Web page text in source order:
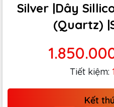
Silver |Dây
(Quartz)
Tiết kiệm:
Kết